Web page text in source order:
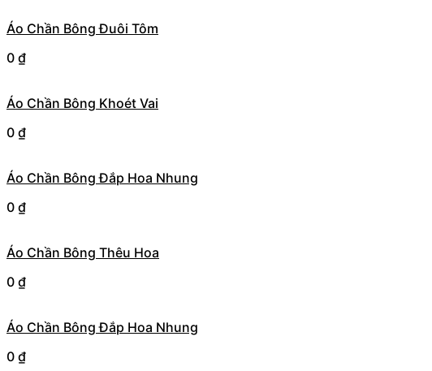
Áo Chần Bông Đuôi Tôm
0 ₫
Áo Chần Bông Khoét Vai
0 ₫
Áo Chần Bông Đắp Hoa Nhung
0 ₫
Áo Chần Bông Thêu Hoa
0 ₫
Áo Chần Bông Đắp Hoa Nhung
0 ₫